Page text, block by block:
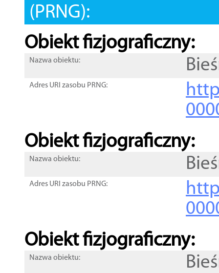
(PRNG):
Obiekt fizjograficzny:
Nazwa obiektu:
Adres URI zasobu PRNG:
Obiekt fizjograficzny:
Nazwa obiektu:
Adres URI zasobu PRNG:
Obiekt fizjograficzny:
Nazwa obiektu: